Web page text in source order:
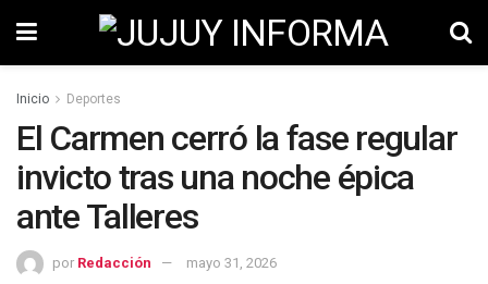
Inicio Deportes
El Carmen cerró la fase regular
invicto tras una noche épica
ante Talleres
por Redacción mayo 31, 2026